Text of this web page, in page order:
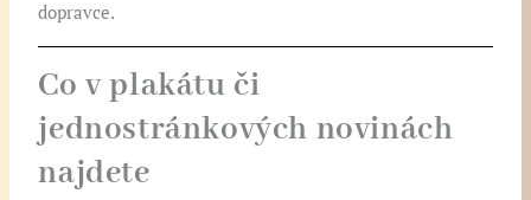
dopravce.
Co v plakátu či
jednostránkových novinách
najdete